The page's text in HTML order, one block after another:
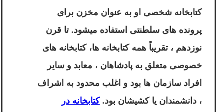
کتابخانه شخصی او به عنوان مخزن برای
پرونده های سلطنتی استفاده میشود. تا قرن
نوزدهم ، تقریباً همه کتابخانه ها، کتابخانه های
خصوصی متعلق به پادشاهان ، معابد و سایر
افراد سازمان ها بود و اغلب محدود به اشراف
، دانشمندان یا کشیشان بود.کتابخانه در